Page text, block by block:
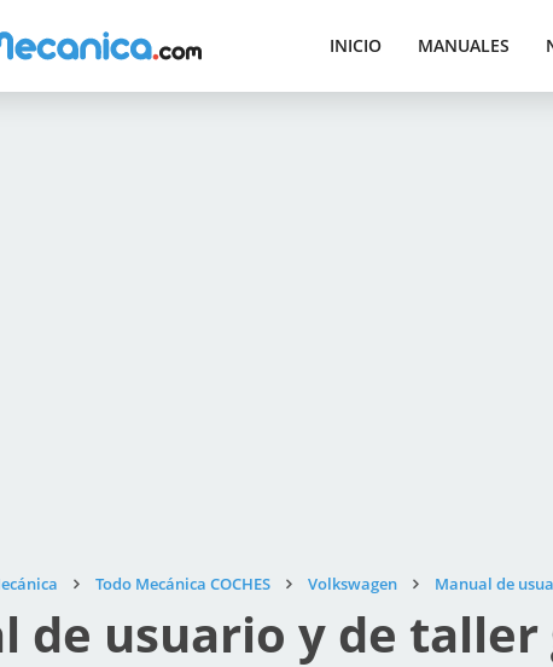
INICIO MANUALES
Todo Mecánica COCHES Volkswagen Manual de
de usuario y de taller